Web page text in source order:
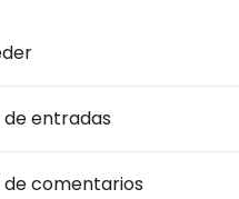
de entradas
de comentarios